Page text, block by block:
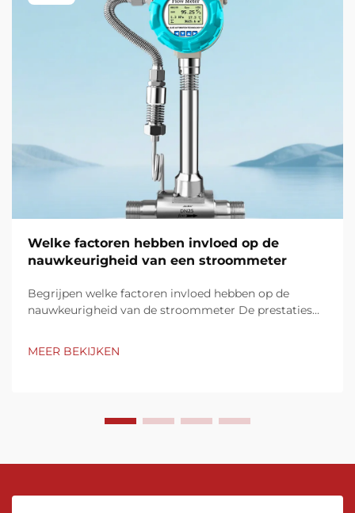
Welke factoren hebben invloed op de
nauwkeurigheid van een stroommeter
Begrijpen welke factoren invloed hebben op de
nauwkeurigheid van de stroommeter De prestaties
consistentie van de meting. Belangrijke elementen
MEER BEKIJKEN